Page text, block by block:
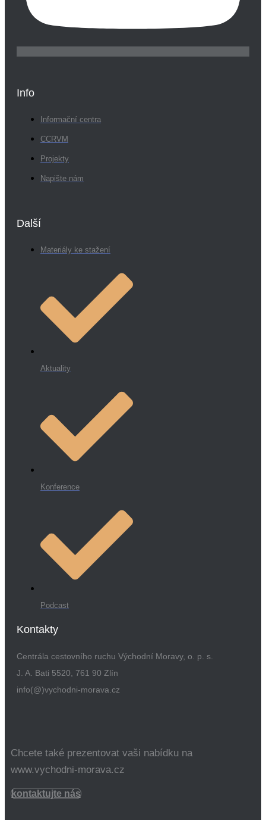
Info
Informační centra
CCRVM
Projekty
Napište nám
Další
Materiály ke stažení
Aktuality
Konference
Podcast
Kontakty
Centrála cestovního ruchu Východní Moravy, o. p. s.
J. A. Bati 5520, 761 90 Zlín
info(@)vychodni-morava.cz
Chcete také prezentovat vaši nabídku na
www.vychodni-morava.cz
kontaktujte nás